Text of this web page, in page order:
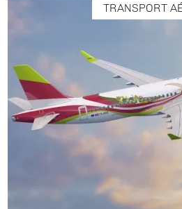
TRANSPORT